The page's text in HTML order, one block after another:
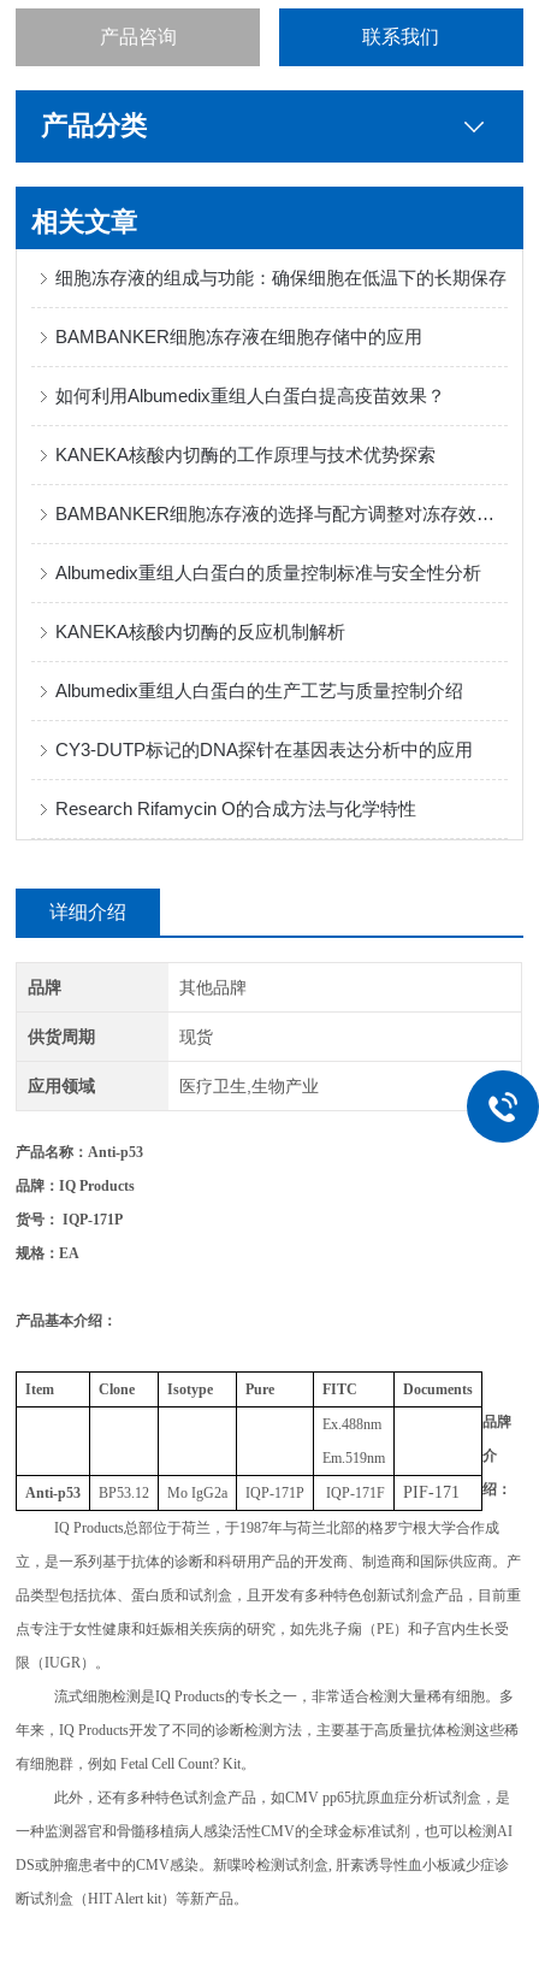
产品咨询 联系我们
产品分类
相关文章
细胞冻存液的组成与功能：确保细胞在低温下的长期保存
BAMBANKER细胞冻存液在细胞存储中的应用
如何利用Albumedix重组人白蛋白提高疫苗效果？
KANEKA核酸内切酶的工作原理与技术优势探索
BAMBANKER细胞冻存液的选择与配方调整对冻存效果的影响
Albumedix重组人白蛋白的质量控制标准与安全性分析
KANEKA核酸内切酶的反应机制解析
Albumedix重组人白蛋白的生产工艺与质量控制介绍
CY3-DUTP标记的DNA探针在基因表达分析中的应用
Research Rifamycin O的合成方法与化学特性
详细介绍
品牌 其他品牌
供货周期 现货
应用领域 医疗卫生,生物产业
产品名称：Anti-p53
品牌：IQ Products
货号： IQP-171P
规格：EA
产品基本介绍：
Item Clone Isotype Pure FITC Documents
Ex.488nm
Em.519nm
Anti-p53 BP53.12 Mo IgG2a IQP-171P IQP-171F PIF-171
品牌
介
绍：
IQ Products总部位于荷兰，于1987年与荷兰北部的格罗宁根大学合作成
立，是一系列基于抗体的诊断和科研用产品的开发商、制造商和国际供应商。产
品类型包括抗体、蛋白质和试剂盒，且开发有多种特色创新试剂盒产品，目前重
点专注于女性健康和妊娠相关疾病的研究，如先兆子痫（PE）和子宫内生长受
限（IUGR）。
流式细胞检测是IQ Products的专长之一，非常适合检测大量稀有细胞。多
年来，IQ Products开发了不同的诊断检测方法，主要基于高质量抗体检测这些稀
有细胞群，例如 Fetal Cell Count? Kit。
此外，还有多种特色试剂盒产品，如CMV pp65抗原血症分析试剂盒，是
一种监测器官和骨髓移植病人感染活性CMV的全球金标准试剂，也可以检测AI
DS或肿瘤患者中的CMV感染。新喋呤检测试剂盒, 肝素诱导性血小板减少症诊
断试剂盒（HIT Alert kit）等新产品。